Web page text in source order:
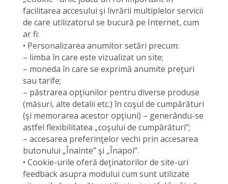
facilitarea accesului şi livrării multiplelor servicii
de care utilizatorul se bucură pe Internet, cum
ar fi:
• Personalizarea anumitor setări precum:
– limba în care este vizualizat un site;
– moneda în care se exprimă anumite preţuri
sau tarife;
– păstrarea opţiunilor pentru diverse produse
(măsuri, alte detalii etc.) în coşul de cumpărături
(şi memorarea acestor opţiuni) – generându-se
astfel flexibilitatea „coşului de cumpărături”;
– accesarea preferinţelor vechi prin accesarea
butonului „Înainte” şi „Înapoi”.
• Cookie-urile oferă deţinatorilor de site-uri
feedback asupra modului cum sunt utilizate